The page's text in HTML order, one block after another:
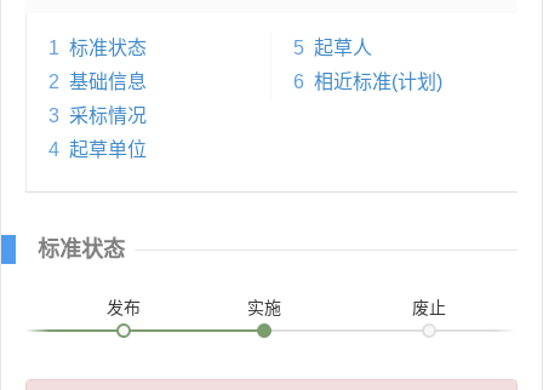
1 标准状态
2 基础信息
3 采标情况
4 起草单位
5 起草人
6 相近标准(计划)
标准状态
发布 实施 废止